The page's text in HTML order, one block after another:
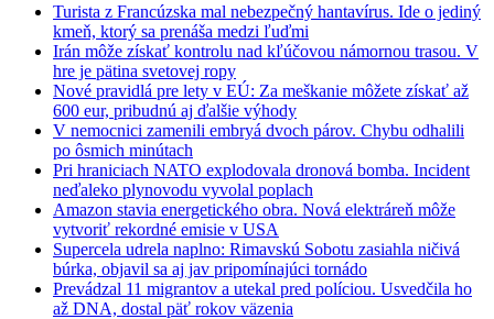
Turista z Francúzska mal nebezpečný hantavírus. Ide o jediný
kmeň, ktorý sa prenáša medzi ľuďmi
Irán môže získať kontrolu nad kľúčovou námornou trasou. V
hre je pätina svetovej ropy
Nové pravidlá pre lety v EÚ: Za meškanie môžete získať až
600 eur, pribudnú aj ďalšie výhody
V nemocnici zamenili embryá dvoch párov. Chybu odhalili
po ôsmich minútach
Pri hraniciach NATO explodovala dronová bomba. Incident
neďaleko plynovodu vyvolal poplach
Amazon stavia energetického obra. Nová elektráreň môže
vytvoriť rekordné emisie v USA
Supercela udrela naplno: Rimavskú Sobotu zasiahla ničivá
búrka, objavil sa aj jav pripomínajúci tornádo
Prevádzal 11 migrantov a utekal pred políciou. Usvedčila ho
až DNA, dostal päť rokov väzenia